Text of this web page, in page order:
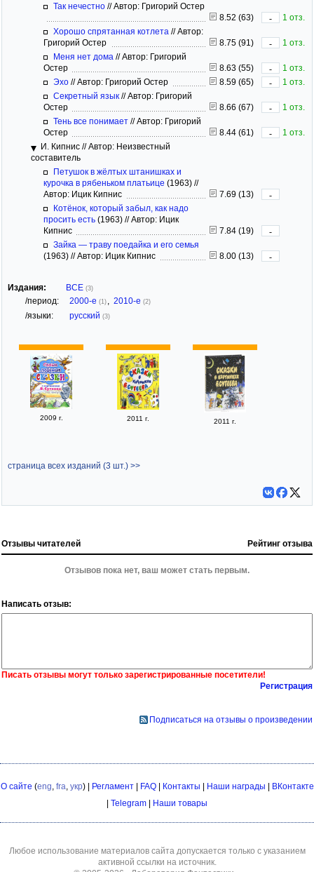
Так нечестно //Автор: Григорий Остер
8.52 (63)
-
1 отз.
Хорошо спрятанная котлета //Автор:
Григорий Остер
8.75 (91) -
1 отз.
Меня нет дома //Автор: Григорий
Остер
8.63 (55) -
1 отз.
Эхо //Автор: Григорий Остер 8.59 (65) -
1 отз.
Секретный язык //Автор: Григорий
Остер
8.66 (67) -
1 отз.
Тень все понимает //Автор: Григорий
Остер
8.44 (61) -
1 отз.
И. Кипнис //Автор: Неизвестный
составитель
Петушок в жёлтых штанишках и
курочка в рябеньком платьице (1963) //
Автор: Ицик Кипнис
7.69 (13)
-
Котёнок, который забыл, как надо
просить есть (1963) //Автор: Ицик
Кипнис
7.84 (19)
-
Зайка — траву поедайка и его семья
(1963) //Автор: Ицик Кипнис 8.00 (13) -
Издания: ВСЕ (3)
/период: 2000-е (1) 2010-е (2)
/языки: русский (3)
2009 г. 2011 г. 2011 г.
страница всех изданий (3 шт.) >>
Отзывы читателей Рейтинг отзыва
Отзывов пока нет, ваш может стать первым.
Написать отзыв:
Писать отзывы могут только зарегистрированные посетители!
Регистрация
Подписаться на отзывы о произведении
О сайте (eng fra укр) | Регламент| FAQ| Контакты | Наши награды | ВКонтакте
| Telegram | Наши товары
Любое использование материалов сайта допускается только с указанием
активной ссылки на источник.